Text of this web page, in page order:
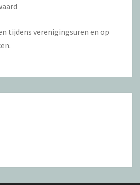
tijdens verenigingsuren en op